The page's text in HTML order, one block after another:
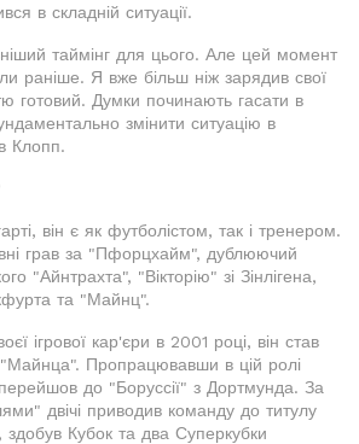
в складній ситуації.
таймінг для цього. Але цей момент
раніше. Я вже більш ніж зарядив свої
готовий. Думки починають гасати в
змінити ситуацію в
Клопп.
він є як футболістом, так і тренером.
грав за "Пфорцхайм", дублюючий
"Айнтрахта", "Вікторію" зі Зінлігена,
та "Майнц".
ігрової кар'єри в 2001 році, він став
Пропрацювавши в цій ролі
перейшов до "Боруссії" з Дортмунда. За
двічі приводив команду до титулу
здобув Кубок та два Суперкубки